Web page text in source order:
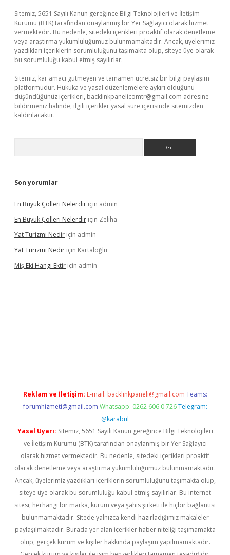
Sitemiz, 5651 Sayılı Kanun gereğince Bilgi Teknolojileri ve İletişim
Kurumu (BTK) tarafından onaylanmış bir Yer Sağlayıcı olarak hizmet
vermektedir. Bu nedenle, sitedeki içerikleri proaktif olarak denetleme
veya araştırma yükümlülüğümüz bulunmamaktadır. Ancak, üyelerimiz
yazdıkları içeriklerin sorumluluğunu taşımakta olup, siteye üye olarak
bu sorumluluğu kabul etmiş sayılırlar.
Sitemiz, kar amacı gütmeyen ve tamamen ücretsiz bir bilgi paylaşım
platformudur. Hukuka ve yasal düzenlemelere aykırı olduğunu
düşündüğünüz içerikleri, backlinkpanelicomtr@gmail.com adresine
bildirmeniz halinde, ilgili içerikler yasal süre içerisinde sitemizden
kaldırılacaktır.
Son yorumlar
En Büyük Çölleri Nelerdir için admin
En Büyük Çölleri Nelerdir için Zeliha
Yat Turizmi Nedir için admin
Yat Turizmi Nedir için Kartaloğlu
Miş Eki Hangi Ektir için admin
Reklam ve İletişim: E-mail: backlinkpaneli@gmail.com Teams:
forumhizmeti@gmail.com Whatsapp: 0262 606 0 726 Telegram:
@karabul
Yasal Uyarı: Sitemiz, 5651 Sayılı Kanun gereğince Bilgi Teknolojileri
ve İletişim Kurumu (BTK) tarafından onaylanmış bir Yer Sağlayıcı
olarak hizmet vermektedir. Bu nedenle, sitedeki içerikleri proaktif
olarak denetleme veya araştırma yükümlülüğümüz bulunmamaktadır.
Ancak, üyelerimiz yazdıkları içeriklerin sorumluluğunu taşımakta olup,
siteye üye olarak bu sorumluluğu kabul etmiş sayılırlar. Bu internet
sitesi, herhangi bir marka, kurum veya şahıs şirketi ile hiçbir bağlantısı
bulunmamaktadır. Sitede yalnızca kendi hazırladığımız makaleler
paylaşılmaktadır. Burada yer alan içerikler haber niteliği taşımamakta
olup, gerçek kurum ve kişiler hakkında paylaşım yapılmamaktadır.